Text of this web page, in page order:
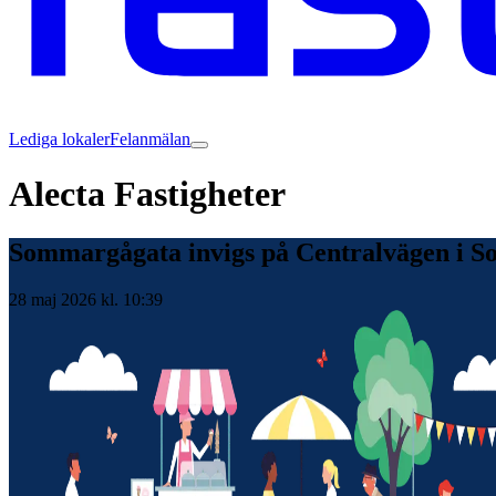
Lediga lokalerFelanmälan
Alecta Fastigheter
Sommargågata invigs på Centralvägen i
28 maj 2026 kl. 10:39